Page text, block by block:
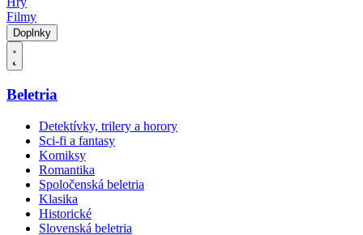
Filmy
Doplnky
Beletria
Detektívky, trilery a horory
Sci-fi a fantasy
Komiksy
Romantika
Spoločenská beletria
Klasika
Historické
Slovenská beletria